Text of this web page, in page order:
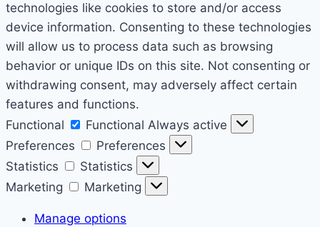
technologies like cookies to store and/or access
device information. Consenting to these technologies
will allow us to process data such as browsing
behavior or unique IDs on this site. Not consenting or
withdrawing consent, may adversely affect certain
features and functions.
Functional
Functional Always active
Preferences
Preferences
Statistics
Statistics
Marketing
Marketing
Manage options